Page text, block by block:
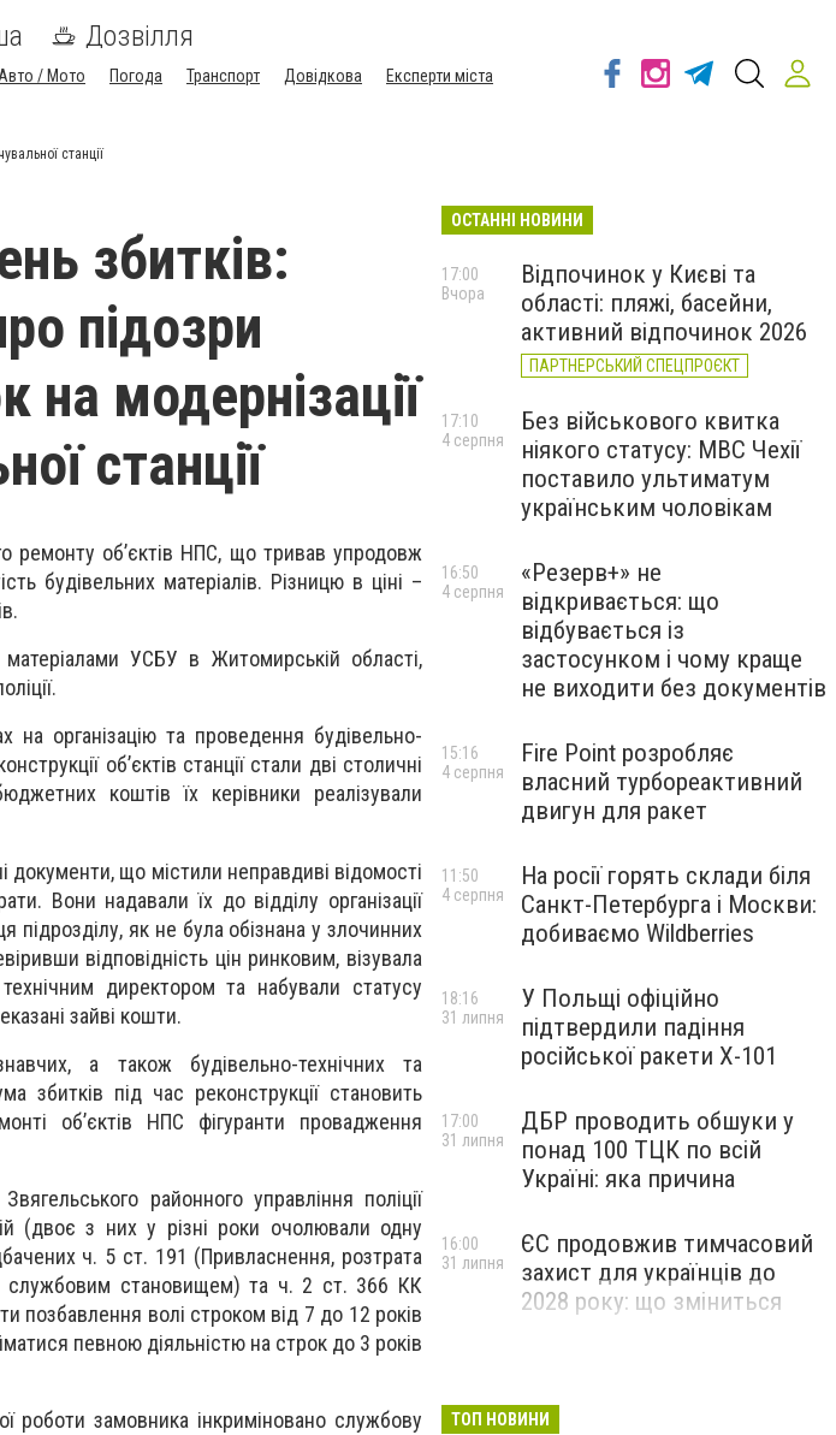
Дозвілля
Авто / Мото Погода Транспорт Довідкова
Експерти міста
станції
збитків:
підозри
на модернізації
станції
ремонту об’єктів НПС, що тривав упродовж
будівельних матеріалів. Різницю в ціні –
УСБУ в Житомирській області,
організацію та проведення будівельно-
об’єктів станції стали дві столичні
коштів їх керівники реалізували
документи, що містили неправдиві відомості
Вони надавали їх до відділу організації
підрозділу, як не була обізнана у злочинних
відповідність цін ринковим, візувала
директором та набували статусу
зайві кошти.
а також будівельно-технічних та
збитків під час реконструкції становить
об’єктів НПС фігуранти провадження
районного управління поліції
(двоє з них у різні роки очолювали одну
ч. 5 ст. 191 (Привласнення, розтрата
службовим становищем) та ч. 2 ст. 366 КК
позбавлення волі строком від 7 до 12 років
певною діяльністю на строк до 3 років
роботи замовника інкриміновано службову
ОСТАННІ НОВИНИ
Відпочинок у Києві та
області: пляжі, басейни,
активний відпочинок 2026
ПАРТНЕРСЬКИЙ СПЕЦПРОЄКТ
17:00
Вчора
Без військового квитка
ніякого статусу: МВС Чехії
поставило ультиматум
українським чоловікам
17:10
4 серпня
«Резерв+» не
відкривається: що
відбувається із
застосунком і чому краще
не виходити без документів
16:50
4 серпня
Fire Point розробляє
власний турбореактивний
двигун для ракет
15:16
4 серпня
На росії горять склади біля
Санкт-Петербурга і Москви:
добиваємо Wildberries
11:50
4 серпня
У Польщі офіційно
підтвердили падіння
російської ракети Х-101
18:16
31 липня
ДБР проводить обшуки у
понад 100 ТЦК по всій
Україні: яка причина
17:00
31 липня
ЄС продовжив тимчасовий
захист для українців до
2028 року: що зміниться
16:00
31 липня
ТОП НОВИНИ